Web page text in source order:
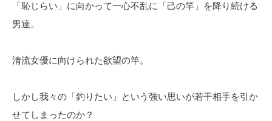
「恥じらい」に向かって一心不乱に「己の竿」を降り続ける
男達。
清流女優に向けられた欲望の竿。
しかし我々の「釣りたい」という強い思いが若干相手を引か
せてしまったのか？